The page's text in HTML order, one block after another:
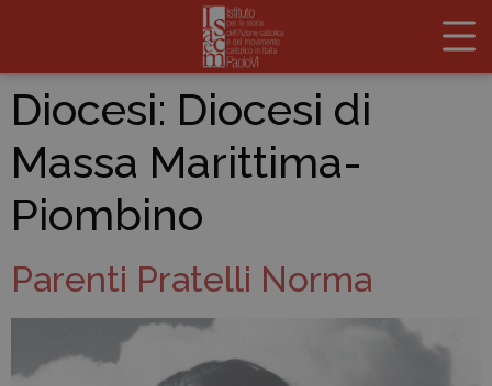
Diocesi: Diocesi di
Massa Marittima-
Piombino
Parenti Pratelli Norma